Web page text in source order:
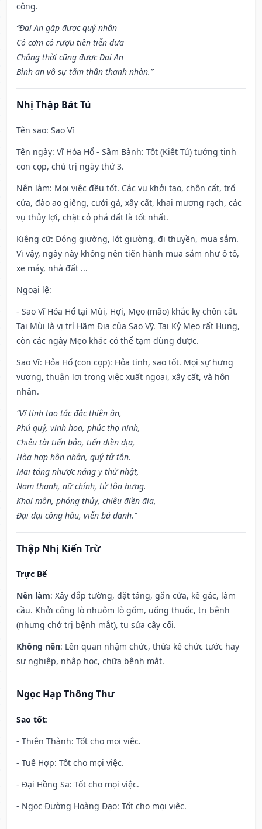
công.
“Đại An gặp được quý nhân
Có cơm có rượu tiền tiễn đưa
Chẳng thời cũng được Đại An
Bình an vô sự tấm thân thanh nhàn.”
Nhị Thập Bát Tú
Tên sao: Sao Vĩ
Tên ngày: Vĩ Hỏa Hổ - Sầm Bành: Tốt (Kiết Tú) tướng tinh
con cọp, chủ trị ngày thứ 3.
Nên làm: Mọi việc đều tốt. Các vụ khởi tạo, chôn cất, trổ
cửa, đào ao giếng, cưới gả, xây cất, khai mương rạch, các
vụ thủy lợi, chặt cỏ phá đất là tốt nhất.
Kiêng cữ: Đóng giường, lót giường, đi thuyền, mua sắm.
Vì vậy, ngày này không nên tiến hành mua sắm như ô tô,
xe máy, nhà đất ...
Ngoại lệ:
- Sao Vĩ Hỏa Hổ tại Mùi, Hợi, Mẹo (mão) khắc kỵ chôn cất.
Tại Mùi là vị trí Hãm Địa của Sao Vỹ. Tại Kỷ Mẹo rất Hung,
còn các ngày Mẹo khác có thể tạm dùng được.
Sao Vĩ: Hỏa Hổ (con cọp): Hỏa tinh, sao tốt. Mọi sự hưng
vượng, thuận lợi trong việc xuất ngoại, xây cất, và hôn
nhân.
“Vĩ tinh tạo tác đắc thiên ân,
Phú quý, vinh hoa, phúc thọ ninh,
Chiêu tài tiến bảo, tiến điền địa,
Hòa hợp hôn nhân, quý tử tôn.
Mai táng nhược năng y thử nhật,
Nam thanh, nữ chính, tử tôn hưng.
Khai môn, phóng thủy, chiêu điền địa,
Đại đại công hầu, viễn bá danh.”
Thập Nhị Kiến Trừ
Trực Bế
Nên làm: Xây đắp tường, đặt táng, gắn cửa, kê gác, làm
cầu. Khởi công lò nhuộm lò gốm, uống thuốc, trị bệnh
(nhưng chớ trị bệnh mắt), tu sửa cây cối.
Không nên: Lên quan nhậm chức, thừa kế chức tước hay
sự nghiệp, nhập học, chữa bệnh mắt.
Ngọc Hạp Thông Thư
Sao tốt:
- Thiên Thành: Tốt cho mọi việc.
- Tuế Hợp: Tốt cho mọi việc.
- Đại Hồng Sa: Tốt cho mọi việc.
- Ngọc Đường Hoàng Đạo: Tốt cho mọi việc.